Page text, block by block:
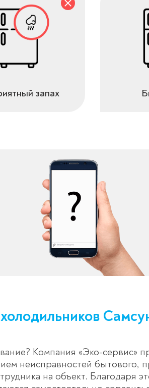
запах
Компания «Эко-сервис»
неисправностей
на объект. Благодаря